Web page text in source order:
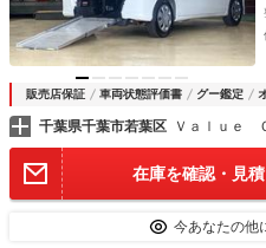
販売店保証 車両状態評価書 グー鑑定
千葉県千葉市若葉区 Ｖａｌｕｅ
在庫を確認・見
今あなたの他